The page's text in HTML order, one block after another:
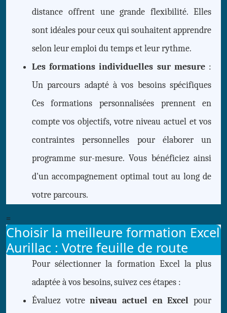
distance offrent une grande flexibilité. Elles
sont idéales pour ceux qui souhaitent apprendre
selon leur emploi du temps et leur rythme.
Les formations individuelles sur mesure :
Un parcours adapté à vos besoins spécifiques
Ces formations personnalisées prennent en
compte vos objectifs, votre niveau actuel et vos
contraintes personnelles pour élaborer un
programme sur-mesure. Vous bénéficiez ainsi
d'un accompagnement optimal tout au long de
votre parcours.
=
Choisir la meilleure formation Excel
Aurillac : Votre feuille de route
Pour sélectionner la formation Excel la plus
adaptée à vos besoins, suivez ces étapes :
Évaluez votreniveau actuel en Excel pour